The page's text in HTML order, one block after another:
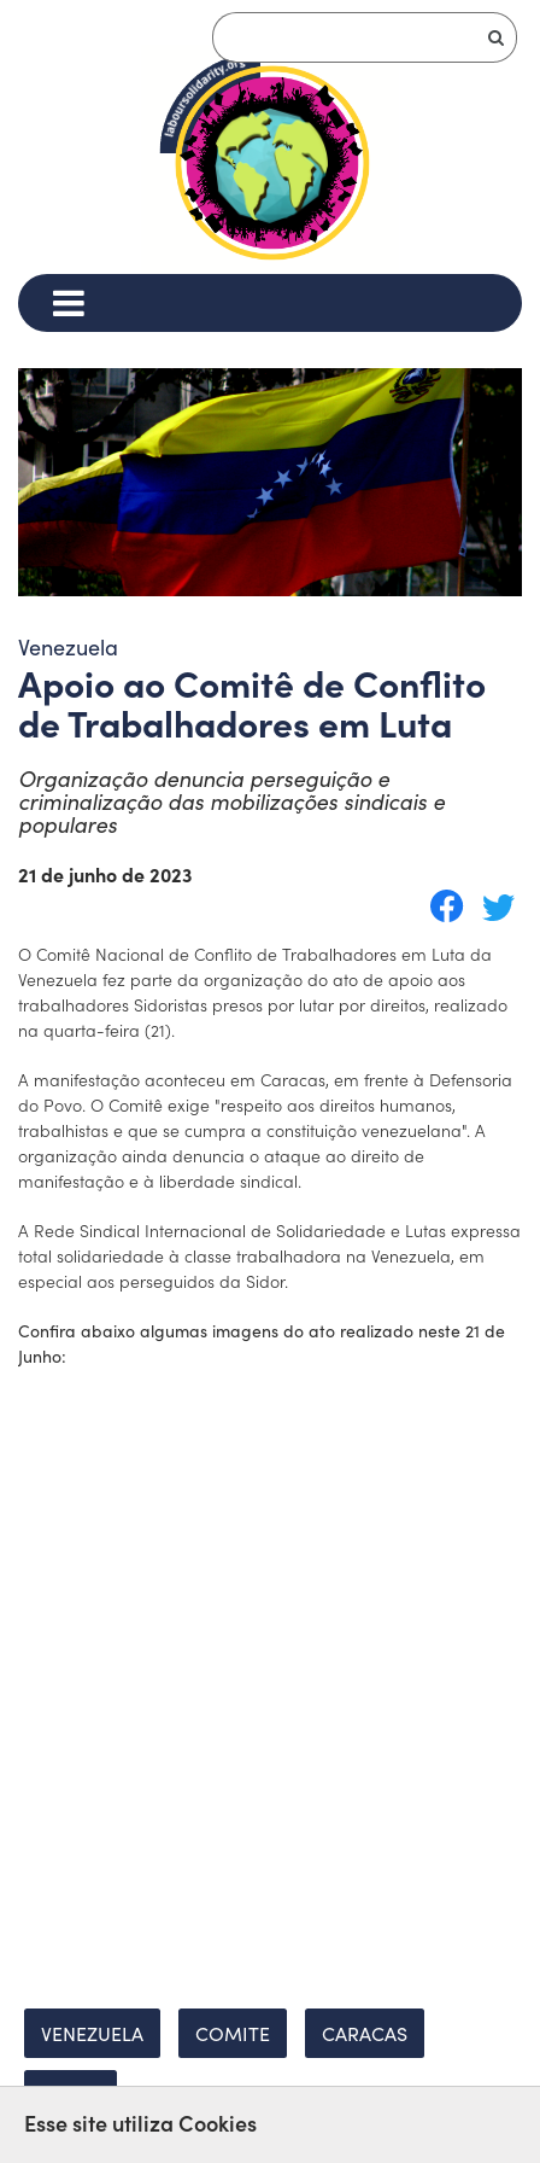
Venezuela
Apoio ao Comitê de Conflito
de Trabalhadores em Luta
Organização denuncia perseguição e
criminalização das mobilizações sindicais e
populares
21 de junho de 2023
O Comitê Nacional de Conflito de Trabalhadores em Luta da
Venezuela fez parte da organização do ato de apoio aos
trabalhadores Sidoristas presos por lutar por direitos, realizado
na quarta-feira (21).
A manifestação aconteceu em Caracas, em frente à Defensoria
do Povo. O Comitê exige "respeito aos direitos humanos,
trabalhistas e que se cumpra a constituição venezuelana". A
organização ainda denuncia o ataque ao direito de
manifestação e à liberdade sindical.
A Rede Sindical Internacional de Solidariedade e Lutas expressa
total solidariedade à classe trabalhadora na Venezuela, em
especial aos perseguidos da Sidor.
Confira abaixo algumas imagens do ato realizado neste 21 de
Junho:
VENEZUELA COMITE CARACAS
SIDOR
Esse site utiliza Cookies